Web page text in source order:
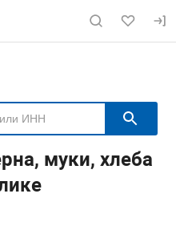
сайту
муки, хлеба